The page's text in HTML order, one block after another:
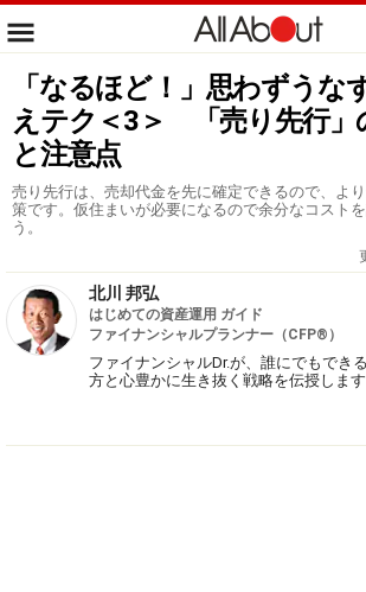
「なるほど！」思わずうな
えテク＜3＞ 「売り先行」
と注意点
売り先行は、売却代金を先に確定できるので、よ
策です。仮住まいが必要になるので余分なコスト
う。
北川 邦弘
はじめての資産運用 ガイド
ファイナンシャルプランナー（CFP®）
ファイナンシャルDr.が、誰にでもでき
方と心豊かに生き抜く戦略を伝授します